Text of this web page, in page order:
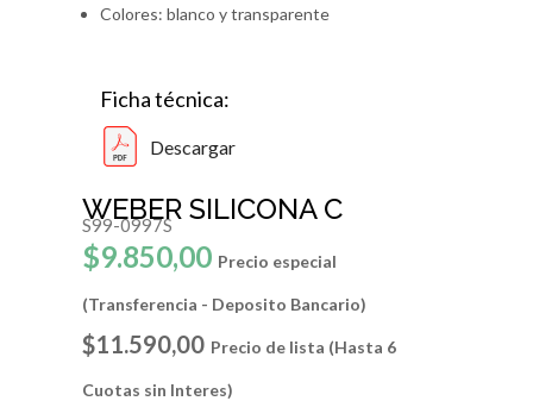
Colores: blanco y transparente
Ficha técnica:
Descargar
WEBER SILICONA C
S99-0997S
$9.850,00 Precio especial
(Transferencia - Deposito Bancario)
$11.590,00 Precio de lista (Hasta 6
Cuotas sin Interes)